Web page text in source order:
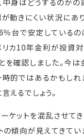
動きにくい状況にあ
台で安定しているの
リカ10年金利が投資
を確認しました。今
時的ではあるかもしれ
えるでしょう。
ケットを混乱させて
傾向が見えてきてい